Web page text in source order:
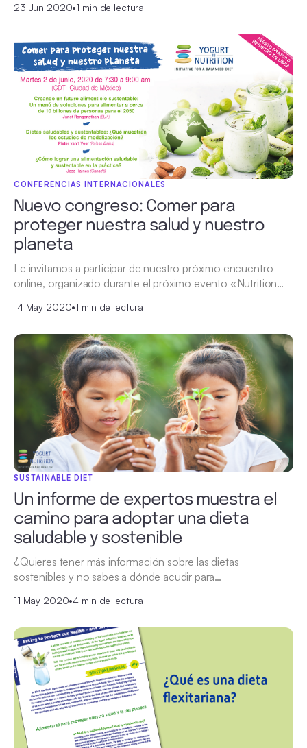
23 Jun 2020•1 min de lectura
CONFERENCIAS INTERNACIONALES
Nuevo congreso: Comer para
proteger nuestra salud y nuestro
planeta
Le invitamos a participar de nuestro próximo encuentro
online, organizado durante el próximo evento «Nutrition…
14 May 2020•1 min de lectura
SUSTAINABLE DIET
Un informe de expertos muestra el
camino para adoptar una dieta
saludable y sostenible
¿Quieres tener más información sobre las dietas
sostenibles y no sabes a dónde acudir para…
11 May 2020•4 min de lectura